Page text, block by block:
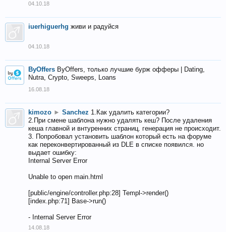
04.10.18
iuerhiguerhg живи и радуйся
04.10.18
ByOffers ByOffers, только лучшие бурж офферы | Dating,
Nutra, Crypto, Sweeps, Loans
16.08.18
kimozo ► Sanchez 1.Как удалить категории?
2.При смене шаблона нужно удалять кеш? После удаления
кеша главной и внтуренних страниц. генерация не происходит.
3. Попробовал установить шаблон который есть на форуме
как переконвертированный из DLE в списке появился. но
выдает ошибку:
Internal Server Error
Unable to open main.html
[public/engine/controller.php:28] Templ->render()
[index.php:71] Base->run()
- Internal Server Error
14.08.18